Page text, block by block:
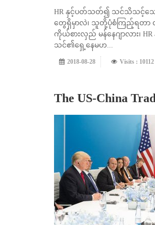
HR နှင့်ပတ်သတ်၍ သင်သိသင့်သော
တွေရှိမှာလဲ၊ သူတို့ပုံစံကြည့်ရတာ လုပ်
ကိုယ်စားလှည် မန်နေဂျာလား၊
သင်၏ရှေ့နေမဟ...
2018-08-28 Visits : 10112
The US-China